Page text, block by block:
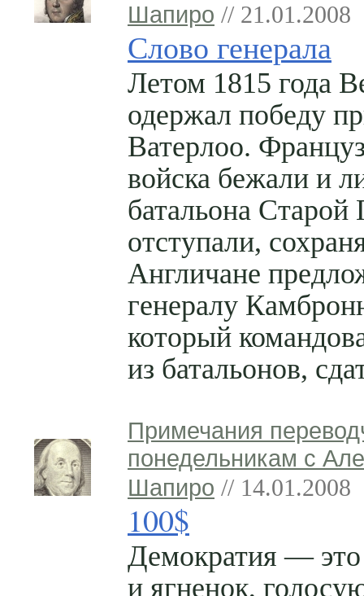
Шапиро // 21.01.2008
Слово генерала
Летом 1815 года
одержал победу
Ватерлоо.
войска бежали и
батальона Старой
отступали,
Англичане
генералу
который
из батальонов,
Примечания
понедельникам с
Шапиро // 14.01.2008
100$
Демократия — это
и ягненок,